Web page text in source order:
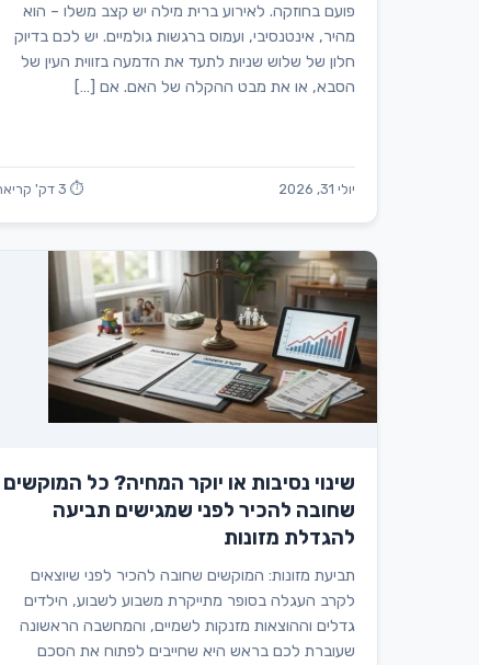
פועם בחוזקה. לאירוע ברית מילה יש קצב משלו – הוא
מהיר, אינטנסיבי, ועמוס ברגשות גולמיים. יש לכם בדיוק
חלון של שלוש שניות לתעד את הדמעה בזווית העין של
הסבא, או את מבט ההקלה של האם. אם […]
יולי 31, 2026 ⏱ 3 דק' קריאה
שינוי נסיבות או יוקר המחיה? כל המוקשים
שחובה להכיר לפני שמגישים תביעה
להגדלת מזונות
תביעת מזונות: המוקשים שחובה להכיר לפני שיוצאים
לקרב העגלה בסופר מתייקרת משבוע לשבוע, הילדים
גדלים וההוצאות מזנקות לשמיים, והמחשבה הראשונה
שעוברת לכם בראש היא שחייבים לפתוח את הסכם